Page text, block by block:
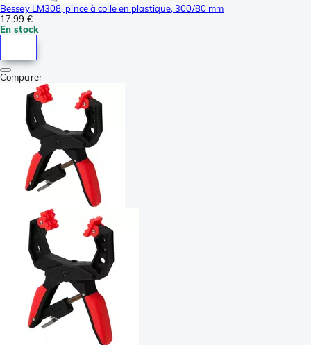
Bessey LM308, pince à colle en plastique, 300/80 mm
17,99 €
En stock
Comparer